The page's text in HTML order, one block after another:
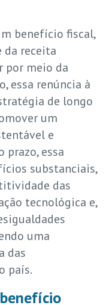
benefício fiscal,
da receita
por meio da
essa renúncia à
de longo
um
e
prazo, essa
substanciais,
das
tecnológica e,
uma
das
país.